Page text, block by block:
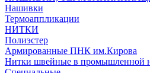
Нашивки
Термоаппликации
НИТКИ
Полиэстер
Армированные ПНК им.Кирова
Нитки швейные в промышленной